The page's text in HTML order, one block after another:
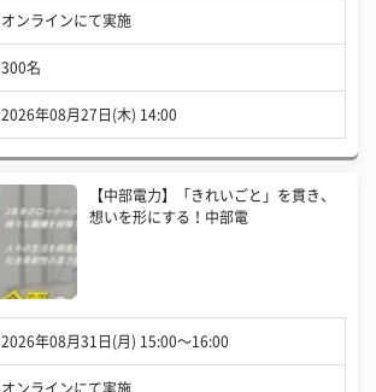
オンラインにて実施
300名
2026年08月27日(木) 14:00
【中部電力】「きれいごと」を貫き、
想いを形にする！中部電
2026年08月31日(月) 15:00〜16:00
オンラインにて実施